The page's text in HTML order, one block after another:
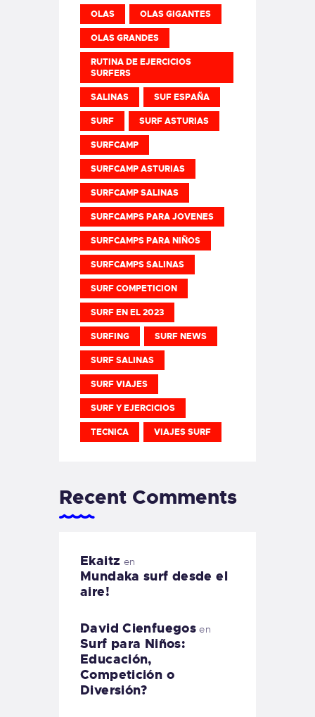
OLAS OLAS GIGANTES
OLAS GRANDES
RUTINA DE EJERCICIOS
SURFERS
SALINAS SUF ESPAÑA
SURF SURF ASTURIAS
SURFCAMP
SURFCAMP ASTURIAS
SURFCAMP SALINAS
SURFCAMPS PARA JOVENES
SURFCAMPS PARA NIÑOS
SURFCAMPS SALINAS
SURF COMPETICION
SURF EN EL 2023
SURFING SURF NEWS
SURF SALINAS
SURF VIAJES
SURF Y EJERCICIOS
TECNICA VIAJES SURF
Recent Comments
Ekaitz en
Mundaka surf desde el
aire!
David Cienfuegos en
Surf para Niños:
Educación,
Competición o
Diversión?